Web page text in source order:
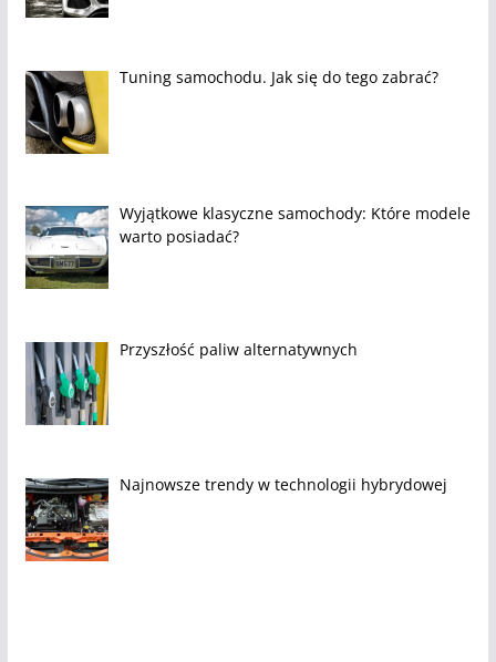
Tuning samochodu. Jak się do tego zabrać?
Wyjątkowe klasyczne samochody: Które modele
warto posiadać?
Przyszłość paliw alternatywnych
Najnowsze trendy w technologii hybrydowej